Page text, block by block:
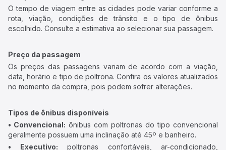
O tempo de viagem entre as cidades pode variar conforme a
rota, viação, condições de trânsito e o tipo de ônibus
escolhido. Consulte a estimativa ao selecionar sua passagem.
Preço da passagem
Os preços das passagens variam de acordo com a viação,
data, horário e tipo de poltrona. Confira os valores atualizados
no momento da compra, pois podem sofrer alterações.
Tipos de ônibus disponíveis
• Convencional: ônibus com poltronas do tipo convencional
geralmente possuem uma inclinação até 45º e banheiro.
• Executivo: poltronas confortáveis, ar-condicionado,